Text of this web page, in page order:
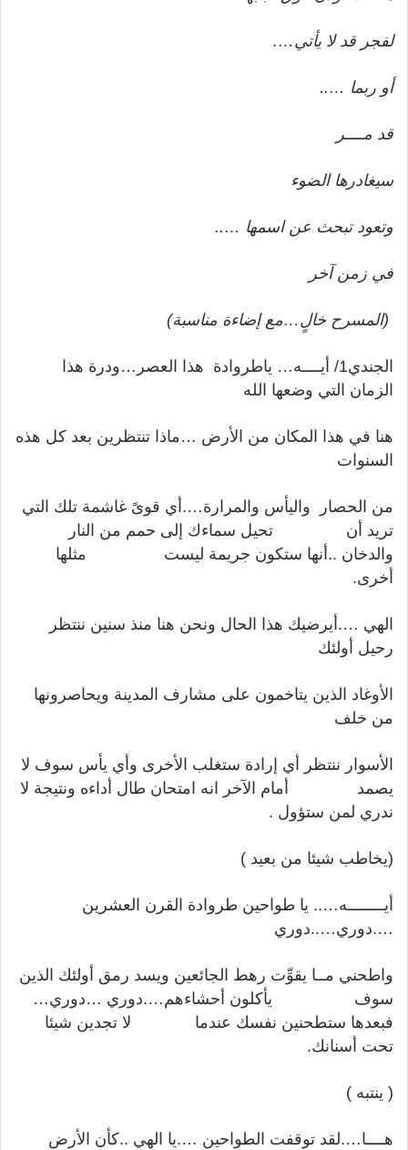
لفجر قد لا يأتي….
أو ربما …..
قد مــــر
سيغادرها الضوء
وتعود تبحث عن اسمها …..
في زمن آخر
(المسرح خالٍ…مع إضاءة مناسبة)
الجندي1/ أيــــه… ياطروادة هذا العصر…ودرة هذا
الزمان التي وضعها الله
هنا في هذا المكان من الأرض …ماذا تنتظرين بعد كل هذه
السنوات
من الحصار واليأس والمرارة….أي قوىً غاشمة تلك التي
تريد أن تحيل سماءك إلى حمم من النار
والدخان ..أنها ستكون جريمة ليست مثلها
أخرى.
الهي ….أيرضيك هذا الحال ونحن هنا منذ سنين ننتظر
رحيل أولئك
الأوغاد الذين يتاخمون على مشارف المدينة ويحاصرونها
من خلف
الأسوار ننتظر أي إرادة ستغلب الأخرى وأي يأس سوف لا
يصمد أمام الآخر انه امتحان طال أداءه ونتيجة لا
ندري لمن ستؤول .
(يخاطب شيئا من بعيد )
أيــــــــه….. يا طواحين طروادة القرن العشرين
….دوري…..دوري
واطحني مــا يقوِّت رهط الجائعين ويسد رمق أولئك الذين
سوف يأكلون أحشاءهم….دوري …دوري…
فبعدها ستطحنين نفسك عندما لا تجدين شيئا
تحت أسنانك.
( ينتبه )
هــــا….لقد توقفت الطواحين ….يا الهي ..كأن الأرض